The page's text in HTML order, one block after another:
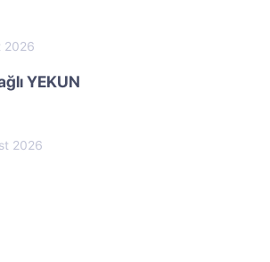
2026
YEKUN
2026